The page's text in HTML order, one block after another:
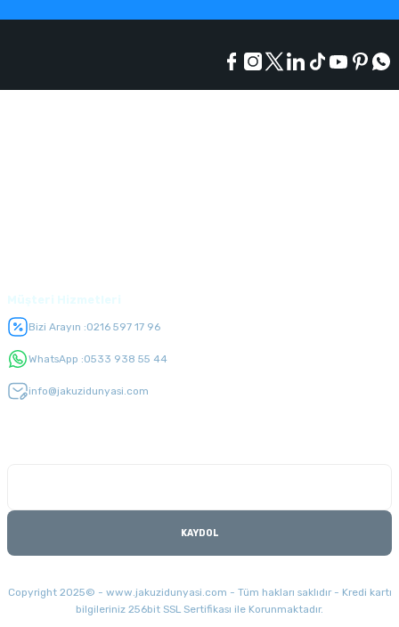
Bizi Arayın :0216 597 17 96
WhatsApp :0533 938 55 44
info@jakuzidunyasi.com
KAYDOL
Copyright 2025© - www.jakuzidunyasi.com - Tüm hakları saklıdır - Kredi kartı
bilgileriniz 256bit SSL Sertifikası ile Korunmaktadır.